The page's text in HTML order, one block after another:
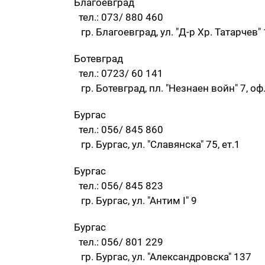
Благоевград
тел.: 073/ 880 460
гр. Благоевград, ул. "Д-р Хр. Татарчев"
Ботевград
тел.: 0723/ 60 141
гр. Ботевград, пл. "Незнаен войн" 7,
Бургас
тел.: 056/ 845 860
гр. Бургас, ул. "Славянска" 75, ет.1
Бургас
тел.: 056/ 845 823
гр. Бургас, ул. "Антим I" 9
Бургас
тел.: 056/ 801 229
гр. Бургас, ул. "Александровска" 137